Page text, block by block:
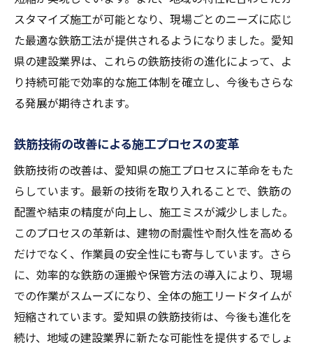
スタマイズ施工が可能となり、現場ごとのニーズに応じ
た最適な鉄筋工法が提供されるようになりました。愛知
県の建設業界は、これらの鉄筋技術の進化によって、よ
り持続可能で効率的な施工体制を確立し、今後もさらな
る発展が期待されます。
鉄筋技術の改善による施工プロセスの変革
鉄筋技術の改善は、愛知県の施工プロセスに革命をもた
らしています。最新の技術を取り入れることで、鉄筋の
配置や結束の精度が向上し、施工ミスが減少しました。
このプロセスの革新は、建物の耐震性や耐久性を高める
だけでなく、作業員の安全性にも寄与しています。さら
に、効率的な鉄筋の運搬や保管方法の導入により、現場
での作業がスムーズになり、全体の施工リードタイムが
短縮されています。愛知県の鉄筋技術は、今後も進化を
続け、地域の建設業界に新たな可能性を提供するでしょ